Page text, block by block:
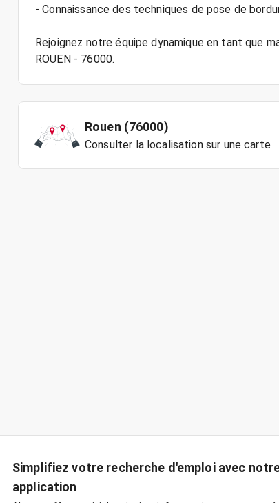
- Connaissance des techniques de pose de
Rejoignez notre équipe dynamique en tant que
Rouen (76000)
Consulter la localisation sur une carte
Simplifiez votre recherche d'emploi avec
application